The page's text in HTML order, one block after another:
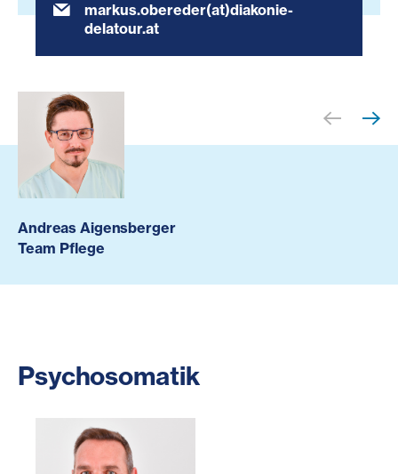
markus.obereder(at)diakonie-
delatour.at
Andreas Aigensberger
Team Pflege
Psychosomatik